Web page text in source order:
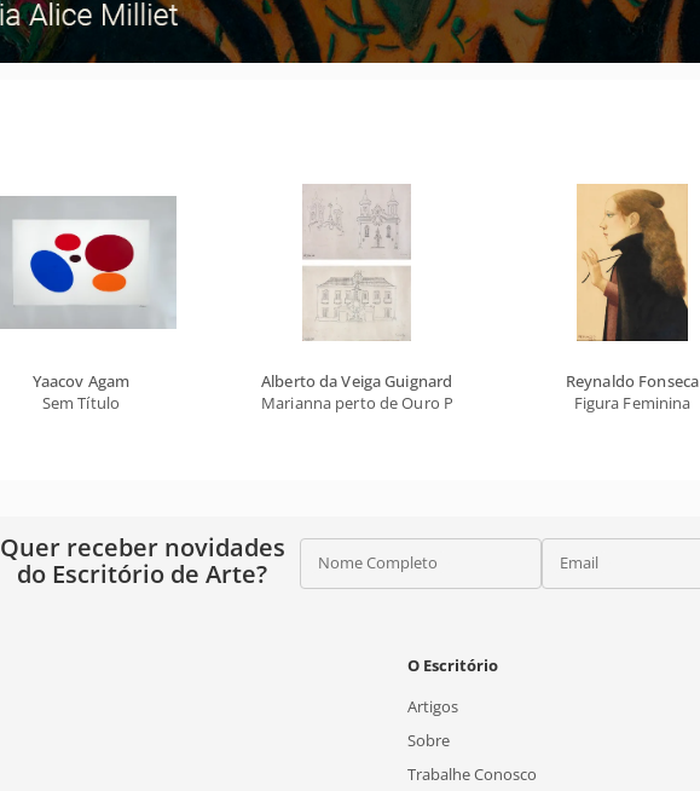
Yaacov Agam
Sem Título
Alberto da Veiga Guignard
Marianna perto de Ouro Preto Duas Igrejas numa Praça
Reynaldo Fonseca
Figura Feminina
Quer receber novidades
do Escritório de Arte?
Nome Completo Email
O Escritório
Artigos
Sobre
Trabalhe Conosco